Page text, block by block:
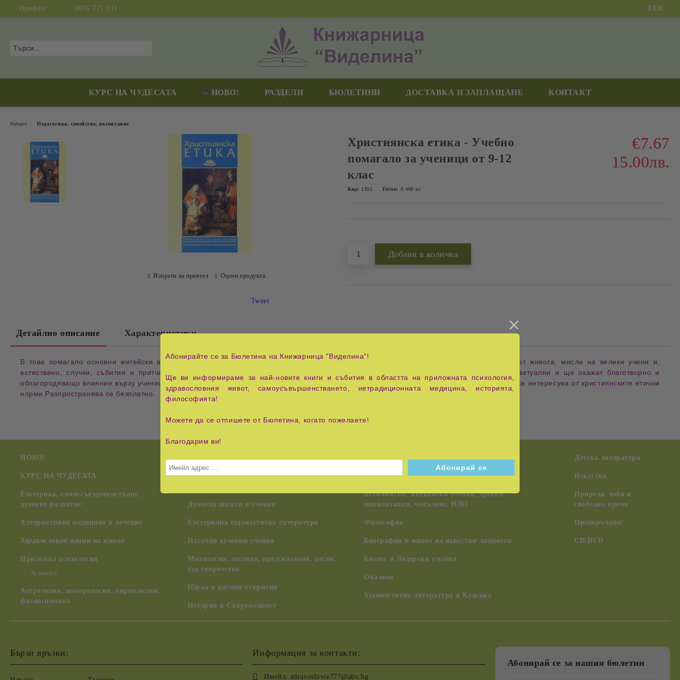
Профил 0876 771 331 EUR
КУРС НА ЧУДЕСАТА НОВО! РАЗДЕЛИ БЮЛЕТИНИ ДОСТАВКА И ЗАПЛАЩАНЕ КОНТАКТ
Начало Педагогика, семейство, възпитание
Християнска етика - Учебно
помагало за ученици от 9-12
клас
€7.67
15.00лв.
Код: 1351 Тегло: 0.400 кг
Изпрати на приятел Оцени продукта
Tweet
Детайлно описание Характеристики
В това помагало основни житейски въпроси се осветляват с помощта на евангелските етични принципи. Използвани са примери от живота, мисли на велики учени и,
естествено, случки, събития и притчи, взети от Библията. Разглежданите теми в областта на християнската етика са подчертано актуални и ще окажат благотворно и
облагородяващо влияние върху учениците при запознаването им с тях. Написаното може да се чете с удовлетворение и от всеки, който се интересува от християнските етични
норми.Разпространява се безплатно.
НОВО!
КУРС НА ЧУДЕСАТА
Езотерика, самоусъвършенстване,
духовно развитие
Алтернативна медицина и лечение
Здравословен начин на живот
Приложна психология
За жената
Астрология, номерология, хиромантия,
физиогномика
Радиестезия
Учението на Учителя Петър Дънов (Беинса
Духовни школи и учения
Езотерична художествена литература
Източни духовни учения
Митология, легенди, предсказания, песни,
худ.творчество
Наука и научни открития
История и Съвременност
Педагогика, семейство, възпитание
Тайни и загадки
Шаманизъм, индиански учения, древни
цивилизации, ченълинг, НЛО
Философия
Биографии и живот на известни личности
Бизнес и Лидерски умения
Оказион
Художествена литература и Класика
Детска литература
Изкуство
Природа, хоби и
свободно време
Препоръчано!
CD/DVD
Бързи връзки: Информация за контакти:
Имейл: zdravoslovie777@abv.bg
Абонирай се за нашия бюлетин
Абонирайте се за Бюлетина на Книжарница "Виделина"!
Ще ви информираме за най-новите книги и събития в областта на приложната психология,
здравословния живот, самоусъвършенстването, нетрадиционната медицина, историята,
философията!
Можете да се отпишете от Бюлетина, когато пожелаете!
Благодарим ви!